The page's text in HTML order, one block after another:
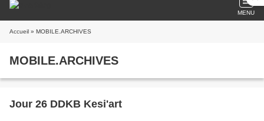
MENU
Accueil » MOBILE.ARCHIVES
MOBILE.ARCHIVES
Jour 26 DDKB Kesi'art